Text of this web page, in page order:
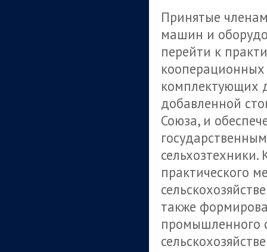
Принятые
машин и
перейти к
комплектующих
добавленной
Союза, и
сельхозтехники.
практического
также
промышленного